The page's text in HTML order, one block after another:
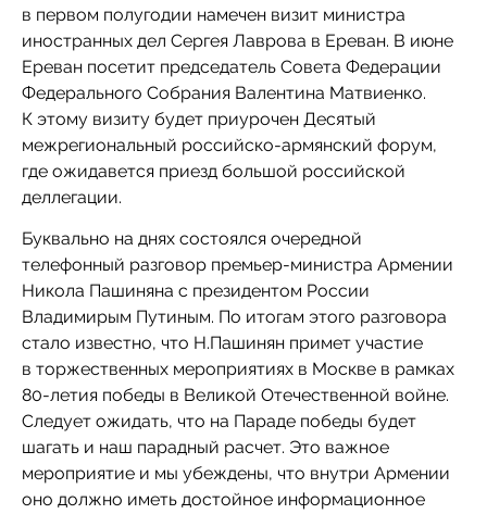
в первом полугодии намечен визит министра
иностранных дел Сергея Лаврова в Ереван. В июне
Ереван посетит председатель Совета Федерации
Федерального Собрания Валентина Матвиенко.
К этому визиту будет приурочен Десятый
межрегиональный российско-армянский форум,
где ожидавется приезд большой российской
деллегации.
Буквально на днях состоялся очередной
телефонный разговор премьер-министра Армении
Никола Пашиняна с президентом России
Владимирым Путиным. По итогам этого разговора
стало известно, что Н.Пашинян примет участие
в торжественных мероприятиях в Москве в рамках
80-летия победы в Великой Отечественной войне.
Следует ожидать, что на Параде победы будет
шагать и наш парадный расчет. Это важное
мероприятие и мы убеждены, что внутри Армении
оно должно иметь достойное информационное